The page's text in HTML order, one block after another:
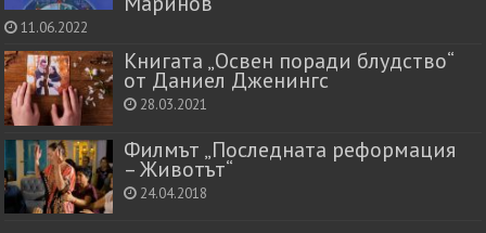
11.06.2022
Книгата „Освен поради блудство“
от Даниел Дженингс
28.03.2021
Филмът „Последната реформация
– Животът“
24.04.2018